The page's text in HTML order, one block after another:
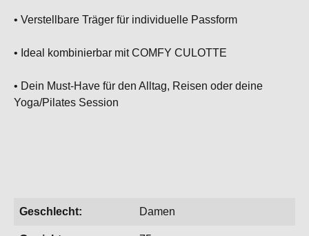
• Verstellbare Träger für individuelle Passform
• Ideal kombinierbar mit COMFY CULOTTE
• Dein Must-Have für den Alltag, Reisen oder deine
Yoga/Pilates Session
Geschlecht: Damen